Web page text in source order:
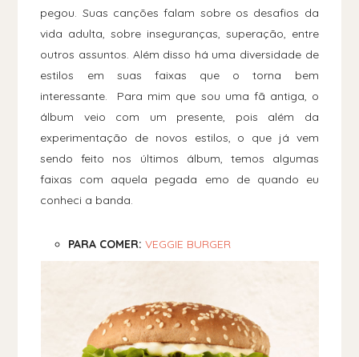
pegou. Suas canções falam sobre os desafios da
vida adulta, sobre inseguranças, superação, entre
outros assuntos. Além disso há uma diversidade de
estilos em suas faixas que o torna bem
interessante. Para mim que sou uma fã antiga, o
álbum veio com um presente, pois além da
experimentação de novos estilos, o que já vem
sendo feito nos últimos álbum, temos algumas
faixas com aquela pegada emo de quando eu
conheci a banda.
PARA COMER: VEGGIE BURGER